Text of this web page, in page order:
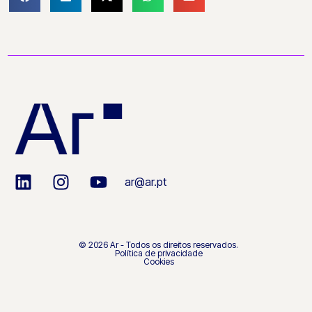
ar@ar.pt
© 2026 Ar - Todos os direitos reservados.
Política de privacidade
Cookies